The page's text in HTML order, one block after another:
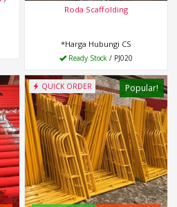
Roda Scaffolding
*Harga Hubungi CS
Ready Stock / PJ020
Popular!
QUICK ORDER